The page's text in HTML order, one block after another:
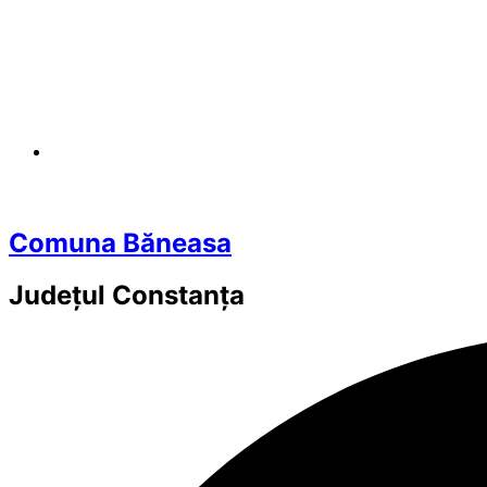
Comuna Băneasa
Județul Constanța